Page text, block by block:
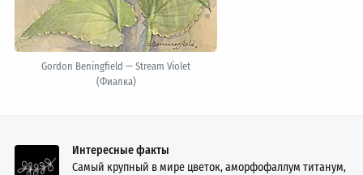
Gordon Beningfield — Stream Violet
(Фиалка)
Интересные факты
Самый крупный в мире цветок, аморфофаллум титанум,